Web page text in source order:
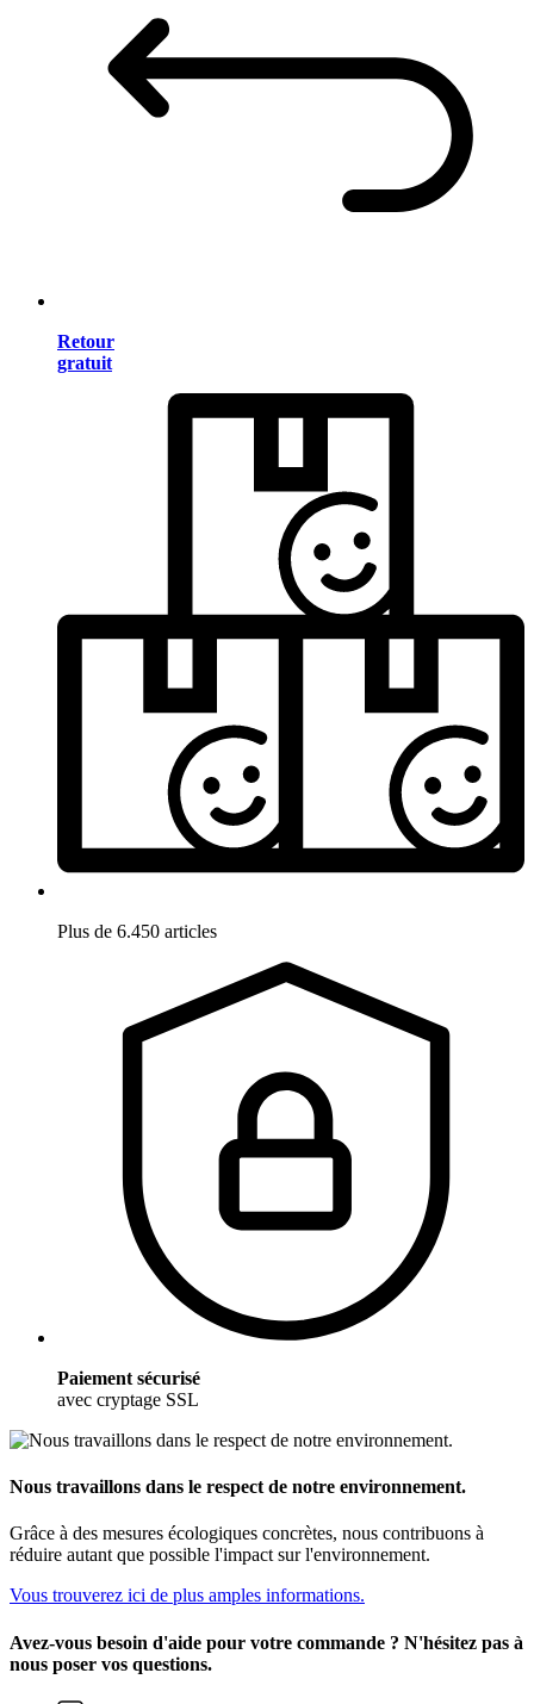
Retour
gratuit
Plus de 6.450 articles
Paiement sécurisé
avec cryptage SSL
Nous travaillons dans le respect de notre environnement.
Grâce à des mesures écologiques concrètes, nous contribuons à
réduire autant que possible l'impact sur l'environnement.
Vous trouverez ici de plus amples informations.
Avez-vous besoin d'aide pour votre commande ? N'hésitez pas à
nous poser vos questions.